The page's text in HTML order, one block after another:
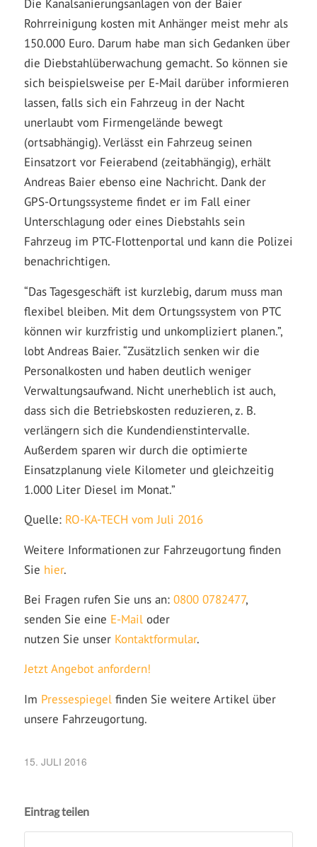
Die Kanalsanierungsanlagen von der Baier
Rohrreinigung kosten mit Anhänger meist mehr als
150.000 Euro. Darum habe man sich Gedanken über
die Diebstahlüberwachung gemacht. So können sie
sich beispielsweise per E-Mail darüber informieren
lassen, falls sich ein Fahrzeug in der Nacht
unerlaubt vom Firmengelände bewegt
(ortsabhängig). Verlässt ein Fahrzeug seinen
Einsatzort vor Feierabend (zeitabhängig), erhält
Andreas Baier ebenso eine Nachricht. Dank der
GPS-Ortungssysteme findet er im Fall einer
Unterschlagung oder eines Diebstahls sein
Fahrzeug im PTC-Flottenportal und kann die Polizei
benachrichtigen.
“Das Tagesgeschäft ist kurzlebig, darum muss man
flexibel bleiben. Mit dem Ortungssystem von PTC
können wir kurzfristig und unkompliziert planen.”,
lobt Andreas Baier. “Zusätzlich senken wir die
Personalkosten und haben deutlich weniger
Verwaltungsaufwand. Nicht unerheblich ist auch,
dass sich die Betriebskosten reduzieren, z. B.
verlängern sich die Kundendienstintervalle.
Außerdem sparen wir durch die optimierte
Einsatzplanung viele Kilometer und gleichzeitig
1.000 Liter Diesel im Monat.”
Quelle: RO-KA-TECH vom Juli 2016
Weitere Informationen zur Fahrzeugortung finden
Sie hier.
Bei Fragen rufen Sie uns an: 0800 0782477,
senden Sie eine E-Mailoder
nutzen Sie unser Kontaktformular.
Jetzt Angebot anfordern!
Im Pressespiegelfinden Sie weitere Artikel über
unsere Fahrzeugortung.
15. JULI 2016
Eintrag teilen